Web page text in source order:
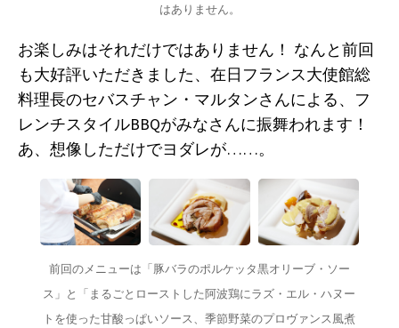
はありません。
お楽しみはそれだけではありません！ なんと前回
も大好評いただきました、在日フランス大使館総
料理長のセバスチャン・マルタンさんによる、フ
レンチスタイルBBQがみなさんに振舞われます！
あ、想像しただけでヨダレが……。
前回のメニューは「豚バラのポルケッタ黒オリーブ・ソー
ス」と「まるごとローストした阿波鶏にラズ・エル・ハヌー
トを使った甘酸っぱいソース、季節野菜のプロヴァンス風煮